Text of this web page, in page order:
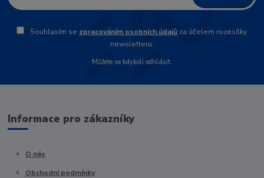
Souhlasím se zpracováním osobních údajů za účelem rozesílky
newsletteru.
Můžete se kdykoli odhlásit.
Informace pro zákazníky
O nás
Obchodní podmínky